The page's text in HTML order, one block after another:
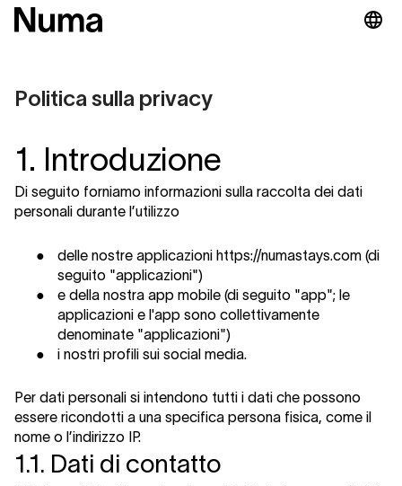
Politica sulla privacy
1. Introduzione
Di seguito forniamo informazioni sulla raccolta dei dati
personali durante l’utilizzo
● delle nostre applicazioni https://numastays.com (di
seguito "applicazioni")
●
e della nostra app mobile (di seguito "app"; le
applicazioni e l'app sono collettivamente
denominate "applicazioni")
●
i nostri profili sui social media.
Per dati personali si intendono tutti i dati che possono
essere ricondotti a una specifica persona fisica, come il
nome o l’indirizzo IP.
1.1. Dati di contatto